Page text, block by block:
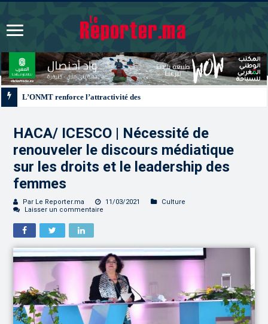
HACA/ ICESCO | Nécessité de
renouveler le discours médiatique
sur les droits et le leadership des
femmes
Par Le Reporter.ma 11/03/2021
Culture
Laisser un commentaire